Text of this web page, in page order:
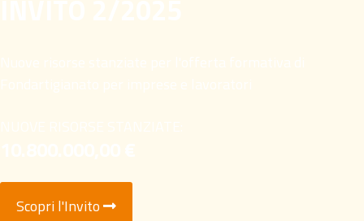
Scopri l'Invito